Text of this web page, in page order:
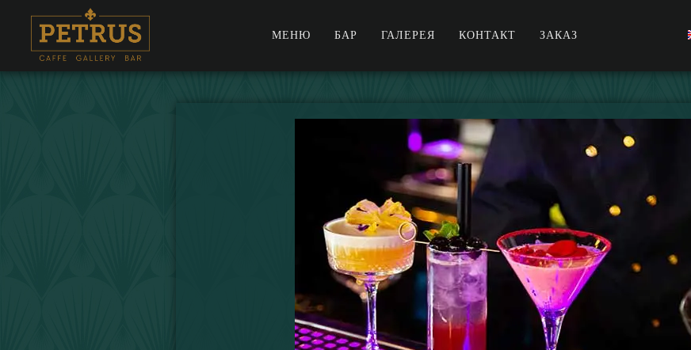
МЕНЮ БАР ГАЛЕРЕЯ КОНТАКТ ЗАКАЗ